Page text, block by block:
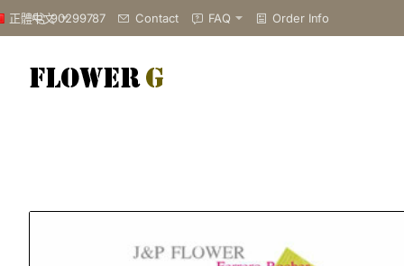
90299787 Contact FAQ Order Info
正體中文